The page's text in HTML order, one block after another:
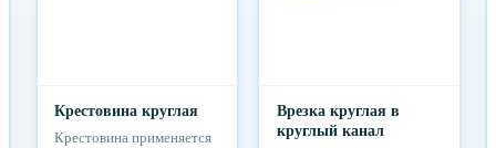
Крестовина круглая
Крестовина применяется
Врезка круглая в
круглый канал